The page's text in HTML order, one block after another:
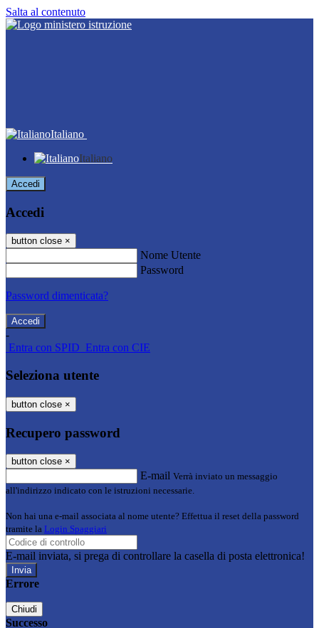
Salta al contenuto
Italiano
Italiano
Accedi
Accedi
button close ×
Nome Utente
Password
Password dimenticata?
-
Entra con SPID Entra con CIE
Seleziona utente
button close ×
Recupero password
button close ×
E-mail Verrà inviato un messaggio
all'indirizzo indicato con le istruzioni necessarie.
Non hai una e-mail associata al nome utente? Effettua il reset della password
tramite la Login Spaggiari
E-mail inviata, si prega di controllare la casella di posta elettronica!
Errore
Chiudi
Successo